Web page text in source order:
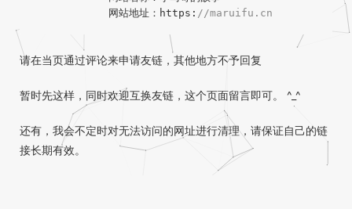
            网站地址：https:
//maruifu.cn
请在当页通过评论来申请友链，其他地方不予回复
暂时先这样，同时欢迎互换友链，这个页面留言即可。 ^_^
还有，我会不定时对无法访问的网址进行清理，请保证自己的链
接长期有效。